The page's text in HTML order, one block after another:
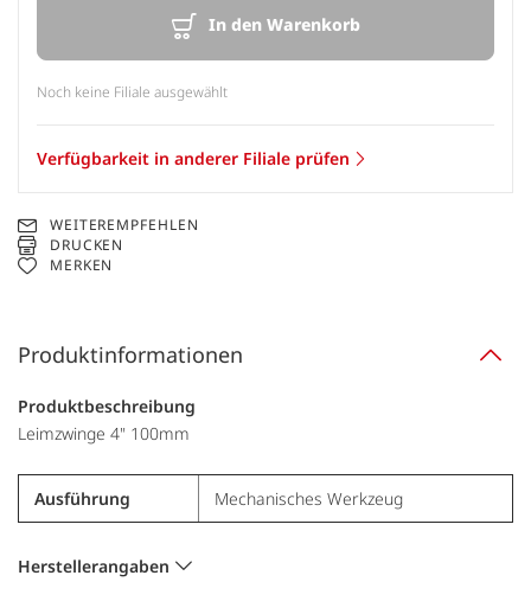
In den Warenkorb
Noch keine Filiale ausgewählt
Verfügbarkeit in anderer Filiale prüfen
WEITEREMPFEHLEN
DRUCKEN
MERKEN
Produktinformationen
Produktbeschreibung
Leimzwinge 4" 100mm
Ausführung Mechanisches Werkzeug
Herstellerangaben